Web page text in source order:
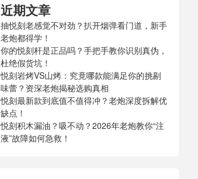
近期文章
抽悦刻老感觉不对劲？扒开烟弹看门道，新手
老炮都得学！
你的悦刻杆是正品吗？手把手教你识别真伪，
杜绝假货坑！
悦刻岩烤VS山烤：究竟哪款能满足你的挑剔
味蕾？资深老炮揭秘选购真相
悦刻最新款到底值不值得冲？老炮深度拆解优
缺点！
悦刻积木漏油？吸不动？2026年老炮教你“注
液”故障如何急救！